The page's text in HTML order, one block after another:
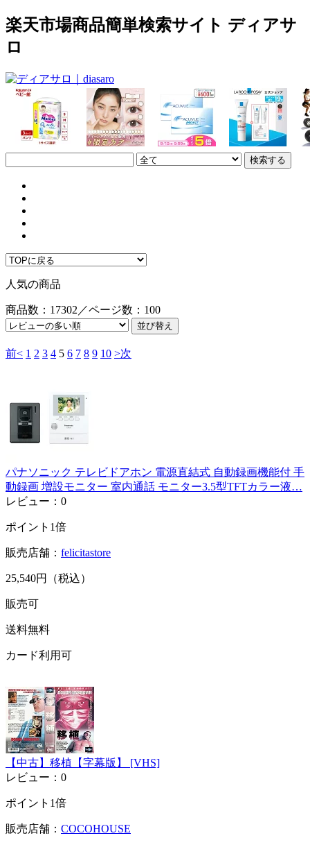
楽天市場商品簡単検索サイト ディアサ
ロ
人気の商品
商品数：17302／ページ数：100
前< 1 2 3 4 5 6 7 8 9 10 >次
パナソニック テレビドアホン 電源直結式 自動録画機能付 手
動録画 増設モニター 室内通話 モニター3.5型TFTカラー液…
レビュー：0
ポイント1倍
販売店舗： felicitastore
25,540円（税込）
販売可
送料無料
カード利用可
【中古】移植【字幕版】 [VHS]
レビュー：0
ポイント1倍
販売店舗： COCOHOUSE